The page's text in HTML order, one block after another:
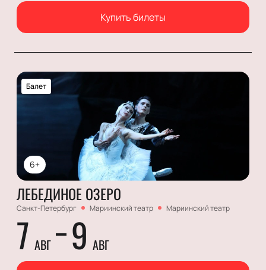
Купить билеты
6+
Балет
ЛЕБЕДИНОЕ ОЗЕРО
Санкт-Петербург Мариинский театр Мариинский театр
7 АВГ 9 АВГ